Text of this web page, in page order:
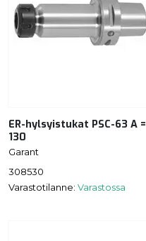
ER-hylsyistukat PSC-63 A =
130
Garant
308530
Varastotilanne: Varastossa